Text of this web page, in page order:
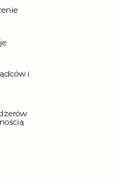
i